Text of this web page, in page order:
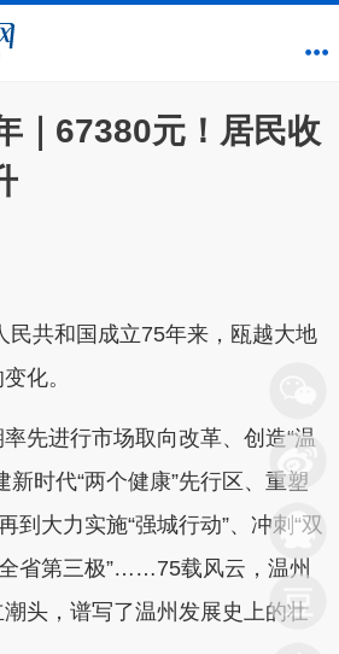
｜67380元！居民收
民共和国成立75年来，瓯越大地
化。
先进行市场取向改革、创造“温
新时代“两个健康”先行区、重塑
到大力实施“强城行动”、冲刺“双
省第三极”……75载风云，温州
头，谱写了温州发展史上的壮